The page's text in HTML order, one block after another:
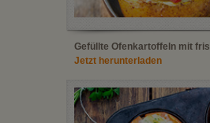
Gefüllte Ofenkartoffeln mit
Jetzt herunterladen